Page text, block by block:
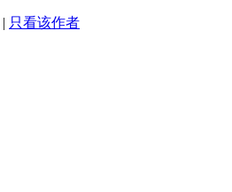
| 只看该作者